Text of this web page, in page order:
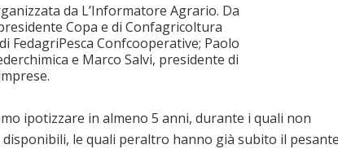
da L’Informatore Agrario. Da
Copa e di Confagricoltura
FedagriPesca Confcooperative; Paolo
e Marco Salvi, presidente di
ipotizzare in almeno 5 anni, durante i quali non
le quali peraltro hanno già subito il